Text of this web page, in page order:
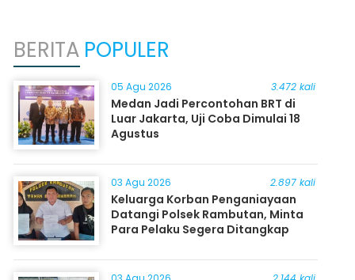
BERITA POPULER
05 Agu 2026 3.472 kali
Medan Jadi Percontohan BRT di
Luar Jakarta, Uji Coba Dimulai 18
Agustus
03 Agu 2026 2.897 kali
Keluarga Korban Penganiayaan
Datangi Polsek Rambutan, Minta
Para Pelaku Segera Ditangkap